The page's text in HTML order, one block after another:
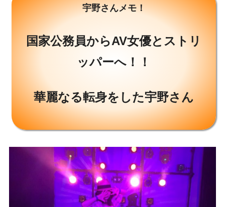
宇野さんメモ！
国家公務員からAV女優とストリ
ッパーへ！！
華麗なる転身をした宇野さん